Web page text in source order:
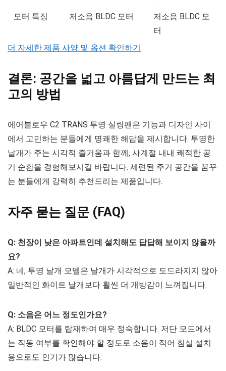
모터 특징 저소음 BLDC 모터
저소음 BLDC 모
터
더 자세한 제품 사양 및 옵션 확인하기
결론: 공간을 넓고 아름답게 만드는 최
고의 방법
에어블로우 C2 TRANS 투명 실링팬은 기능과 디자인 사이
에서 고민하는 분들에게 명쾌한 해답을 제시합니다. 투명한
날개가 주는 시각적 즐거움과 함께, 사계절 내내 쾌적한 공
기 순환을 경험해보시길 바랍니다. 세련된 주거 공간을 꿈꾸
는 분들에게 강력히 추천드리는 제품입니다.
자주 묻는 질문 (FAQ)
Q: 천장이 낮은 아파트인데 설치해도 답답해 보이지 않을까
요?
A: 네, 투명 날개 모델은 날개가 시각적으로 도드라지지 않아
일반적인 화이트 날개보다 훨씬 더 개방감이 느껴집니다.
Q: 소음은 어느 정도인가요?
A: BLDC 모터를 탑재하여 매우 정숙합니다. 저단 모드에서
는 작동 여부를 확인해야 할 정도로 소음이 적어 침실 설치
용으로도 인기가 많습니다.